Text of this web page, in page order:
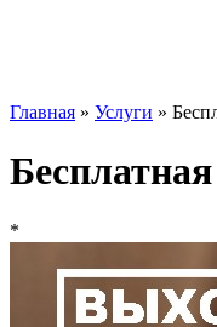
Главная » Услуги »
*